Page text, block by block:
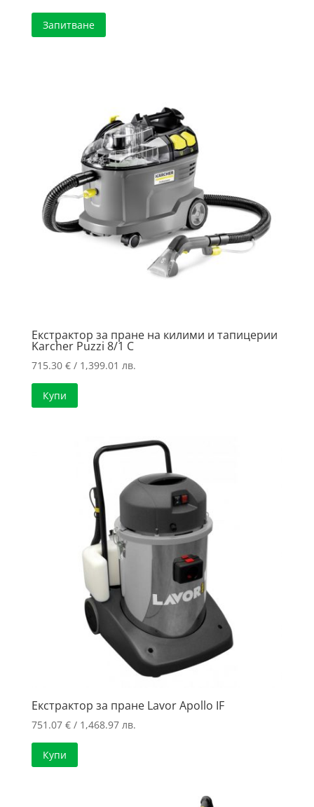
Запитване
Екстрактор за пране на килими и тапицерии
Karcher Puzzi 8/1 C
715.30 €/ 1,399.01 лв.
Купи
Екстрактор за пране Lavor Apollo IF
751.07 €/ 1,468.97 лв.
Купи